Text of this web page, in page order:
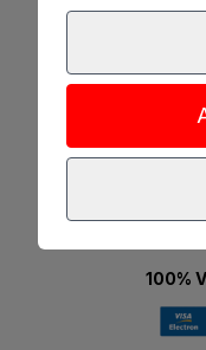
100%